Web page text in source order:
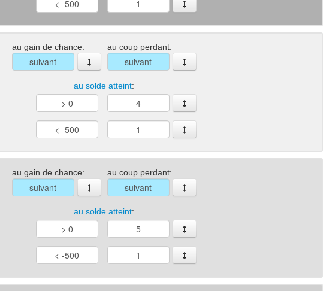
au gain de chance: au coup perdant:
au solde atteint:
au gain de chance: au coup perdant:
au solde atteint: